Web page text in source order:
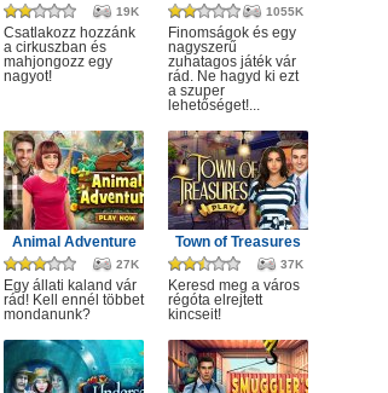
19K
Csatlakozz hozzánk
a cirkuszban és
mahjongozz egy
nagyot!
1055K
Finomságok és egy
nagyszerű
zuhatagos játék vár
rád. Ne hagyd ki ezt
a szuper
lehetőséget!...
Animal Adventure
27K
Egy állati kaland vár
rád! Kell ennél többet
mondanunk?
Town of Treasures
37K
Keresd meg a város
régóta elrejtett
kincseit!